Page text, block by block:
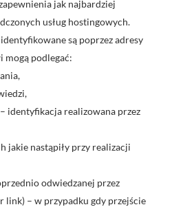
jak najbardziej
usług hostingowych.
są poprzez adresy
mogą podlegać:
identyfikacja realizowana przez
jakie nastąpiły przy realizacji
odwiedzanej przez
link) – w przypadku gdy przejście